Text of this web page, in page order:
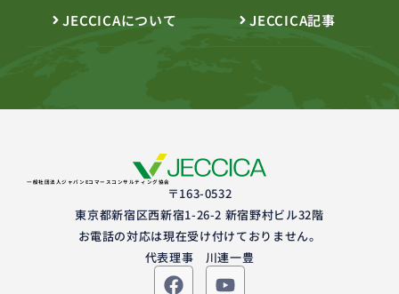
JECCICAについて JECCICA記事
一般社団法人ジャパンEコマースコンサルティング協会
〒163-0532
東京都新宿区西新宿1-26-2 新宿野村ビル32階
お電話の対応は現在受け付けておりません。
代表理事 川連一豊